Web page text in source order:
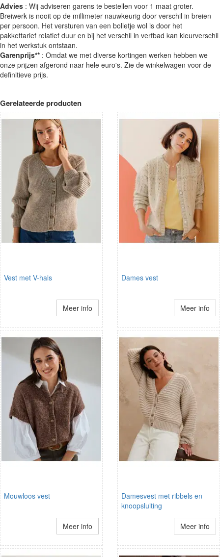
Advies : Wij adviseren garens te bestellen voor 1 maat groter.
Breiwerk is nooit op de millimeter nauwkeurig door verschil in breien
per persoon. Het versturen van een bolletje wol is door het
pakkettarief relatief duur en bij het verschil in verfbad kan kleurverschil
in het werkstuk ontstaan.
Garenprijs** : Omdat we met diverse kortingen werken hebben we
onze prijzen afgerond naar hele euro's. Zie de winkelwagen voor de
definitieve prijs.
Gerelateerde producten
Vest met V-hals
Meer info
Dames vest
Meer info
Mouwloos vest
Meer info
Damesvest met ribbels en
knoopsluiting
Meer info